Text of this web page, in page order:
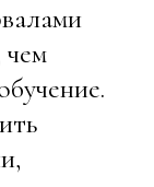
чем